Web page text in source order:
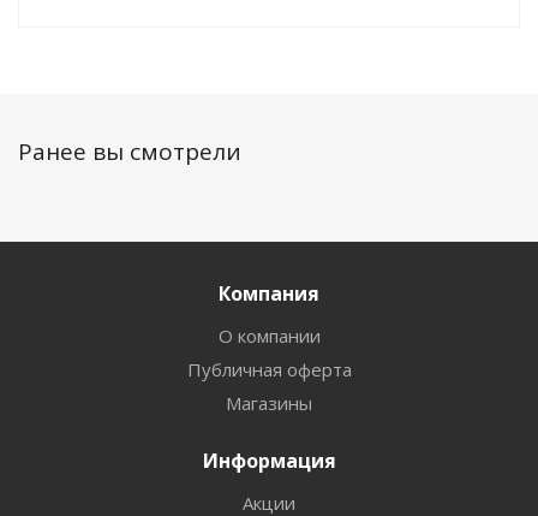
Ранее вы смотрели
Компания
О компании
Публичная оферта
Магазины
Информация
Акции